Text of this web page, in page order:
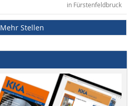
in Fürstenfeldbruck
Mehr Stellen